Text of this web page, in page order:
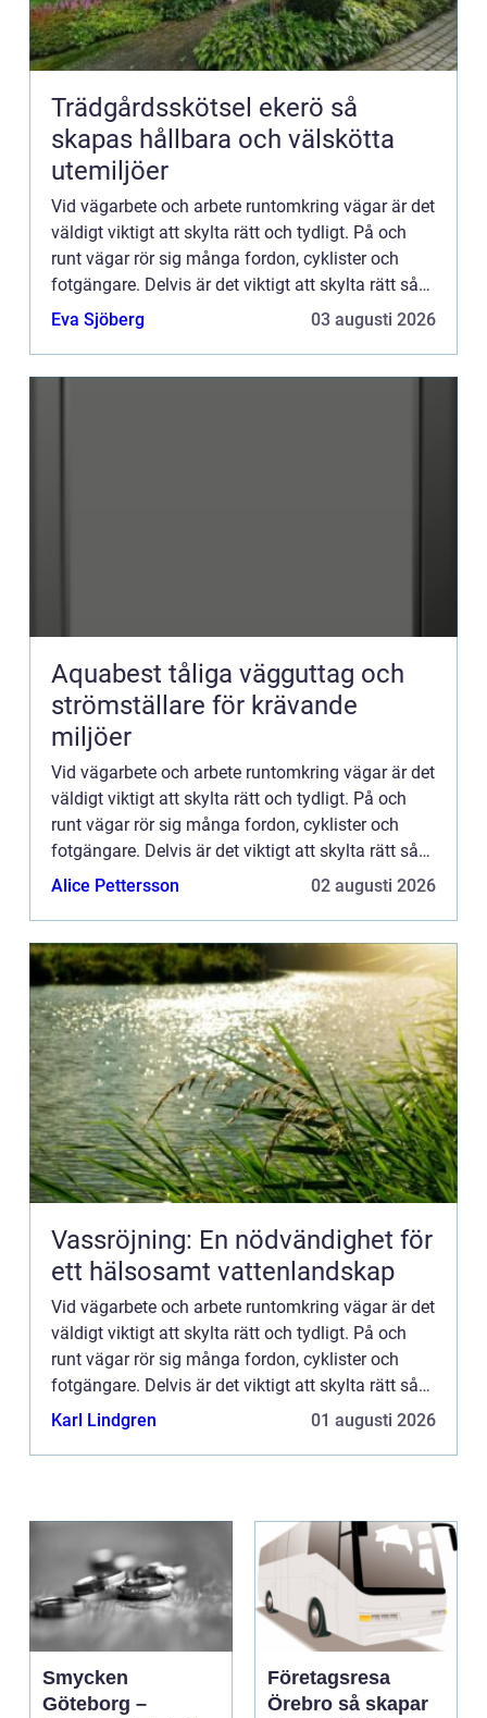
Trädgårdsskötsel ekerö så
skapas hållbara och välskötta
utemiljöer
Vid vägarbete och arbete runtomkring vägar är det
väldigt viktigt att skylta rätt och tydligt. På och
runt vägar rör sig många fordon, cyklister och
fotgängare. Delvis är det viktigt att skylta rätt så
att allt ska kunna flyta på så bra som möjligt o...
Eva Sjöberg 03 augusti 2026
Aquabest tåliga vägguttag och
strömställare för krävande
miljöer
Vid vägarbete och arbete runtomkring vägar är det
väldigt viktigt att skylta rätt och tydligt. På och
runt vägar rör sig många fordon, cyklister och
fotgängare. Delvis är det viktigt att skylta rätt så
att allt ska kunna flyta på så bra som möjligt o...
Alice Pettersson 02 augusti 2026
Vassröjning: En nödvändighet för
ett hälsosamt vattenlandskap
Vid vägarbete och arbete runtomkring vägar är det
väldigt viktigt att skylta rätt och tydligt. På och
runt vägar rör sig många fordon, cyklister och
fotgängare. Delvis är det viktigt att skylta rätt så
att allt ska kunna flyta på så bra som möjligt o...
Karl Lindgren 01 augusti 2026
Smycken
Göteborg –
Företagsresa
Örebro så skapar